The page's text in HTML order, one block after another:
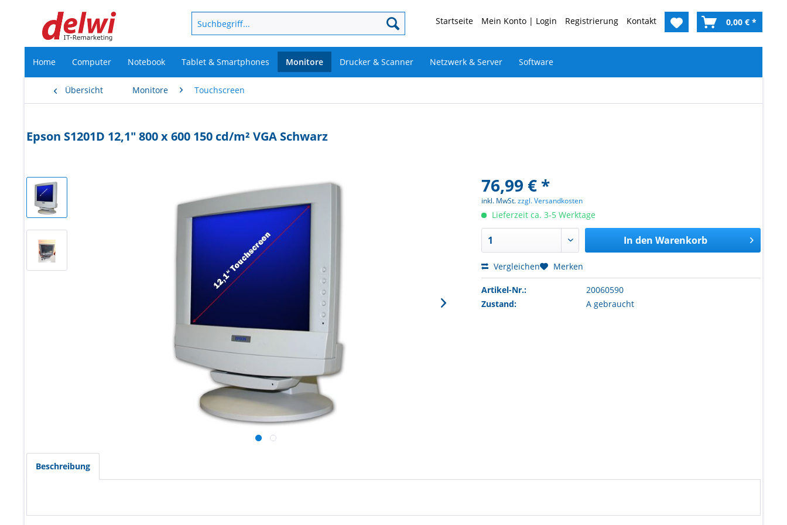
Startseite Mein Konto | Login Registrierung Kontakt 0,00 € *
Home Computer Notebook Tablet & Smartphones Monitore Drucker & Scanner Netzwerk & Server Software
Übersicht Monitore Touchscreen
Epson S1201D 12,1" 800 x 600 150 cd/m² VGA Schwarz
76,99 € *
inkl. MwSt.zzgl. Versandkosten
Lieferzeit ca. 3-5 Werktage
In den Warenkorb
Vergleichen Merken
Artikel-Nr.:
20060590
Zustand:
A gebraucht
Beschreibung